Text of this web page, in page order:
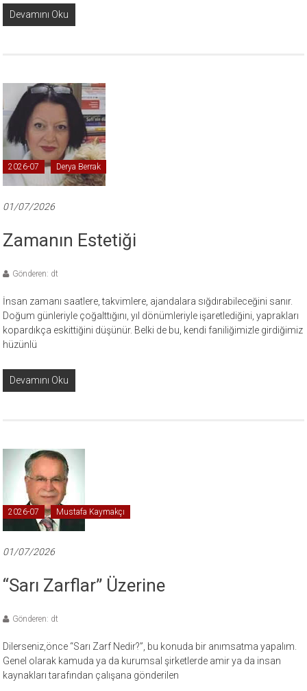
Devamını Oku
2026-07 Derya Berrak
01/07/2026
Zamanın Estetiği
Gönderen: dt
İnsan zamanı saatlere, takvimlere, ajandalara sığdırabileceğini sanır.
Doğum günleriyle çoğalttığını, yıl dönümleriyle işaretlediğini, yaprakları
kopardıkça eskittiğini düşünür. Belki de bu, kendi faniliğimizle girdiğimiz
hüzünlü
Devamını Oku
2026-07 Mustafa Kaymakçı
01/07/2026
“Sarı Zarflar” Üzerine
Gönderen: dt
Dilerseniz,önce “Sarı Zarf Nedir?”, bu konuda bir anımsatma yapalım.
Genel olarak kamuda ya da kurumsal şirketlerde amir ya da insan
kaynakları tarafından çalışana gönderilen